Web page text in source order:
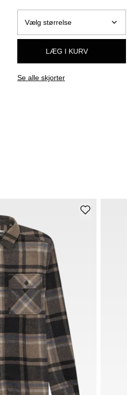
LÆG I KURV
Se alle skjorter